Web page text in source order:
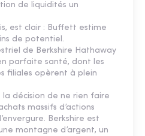
de liquidités un
est clair : Buffett estime
de potentiel.
de Berkshire Hathaway
parfaite santé, dont les
filiales opèrent à plein
la décision de ne rien faire
massifs d’actions
Berkshire est
montagne d’argent, un